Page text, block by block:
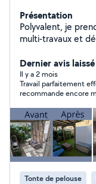
Présentation
Polyvalent, je
multi-travaux et
revêtement de
de meubles,
express : Petite
(changement de prises,
Nettoyage et soin
de haies, élagage
piscine. Réparations en tout genre : Je trouve une
solution rapide et
ce soit pour une
rénovation, je
Dernier avis
Il y a 2 mois
Travail parfaitement
recommande encore
Tonte de pelouse